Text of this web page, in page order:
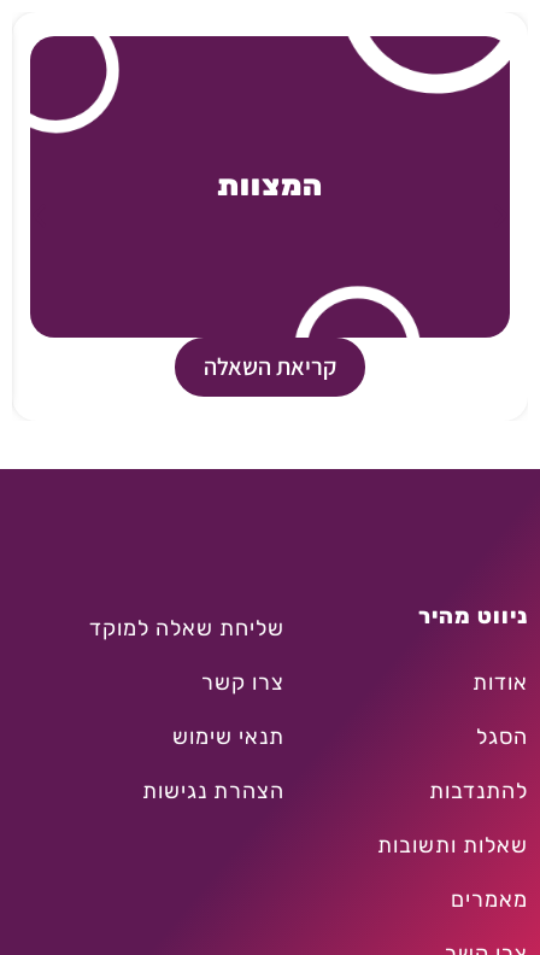
המצוות
קריאת השאלה
ניווט מהיר
אודות
הסגל
להתנדבות
שאלות ותשובות
מאמרים
שליחת שאלה למוקד
צרו קשר
תנאי שימוש
הצהרת נגישות